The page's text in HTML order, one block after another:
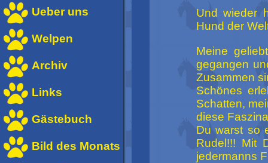
Ueber uns
Welpen
Archiv
Links
Gästebuch
Bild des Monats
Und wieder
Hund der
Meine
gegangen
Zusammen
Schönes
Schatten,
diese
Du warst so
Rudel!!! Mit
jedermanns